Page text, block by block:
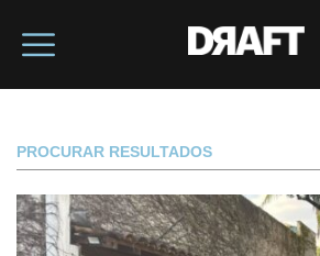
PROCURAR RESULTADOS